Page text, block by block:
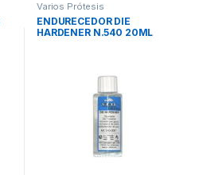
Varios Prótesis
ENDURECEDOR DIE
HARDENER N.540 20ML